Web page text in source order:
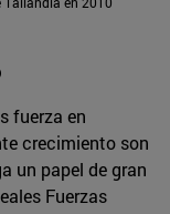
fuerza en
crecimiento son
un papel de gran
Fuerzas